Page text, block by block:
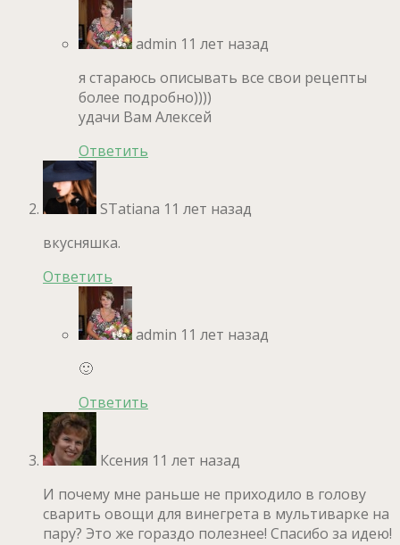
admin 11 лет назад
я стараюсь описывать все свои рецепты
более подробно))))
удачи Вам Алексей
Ответить
STatiana 11 лет назад
вкусняшка.
Ответить
admin 11 лет назад
🙂
Ответить
Ксения 11 лет назад
И почему мне раньше не приходило в голову
сварить овощи для винегрета в мультиварке на
пару? Это же гораздо полезнее! Спасибо за идею!